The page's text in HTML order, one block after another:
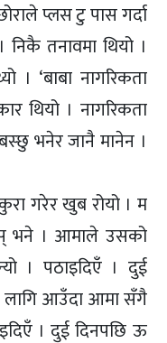
प्लस टु पास गर्दा
तनावमा थियो ।
। ‘बाबा नागरिकता
थियो । नागरिकता
भनेर जानै मानेन ।
गरेर खुब रोयो । म
भने । आमाले उसको
। पठाइदिएँ । दुई
लागि आउँदा आमा सँगै
। दुई दिनपछि ऊ